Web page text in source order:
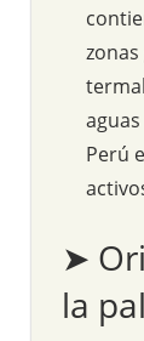
Perú
➤
la